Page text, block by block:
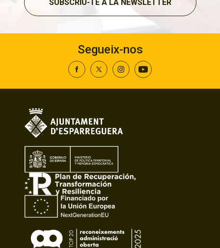
SUBSCRIU-TE A LA NEWSLETTER
Segueix-nos